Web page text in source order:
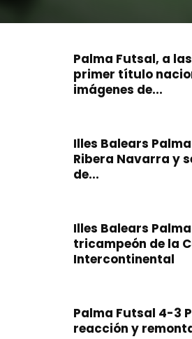
Palma Futsal, a
primer título
imágenes de...
Illes Balears
Ribera Navarra y
de...
Illes Balears
tricampeón de la
Intercontinental
Palma Futsal 4-3
reacción y